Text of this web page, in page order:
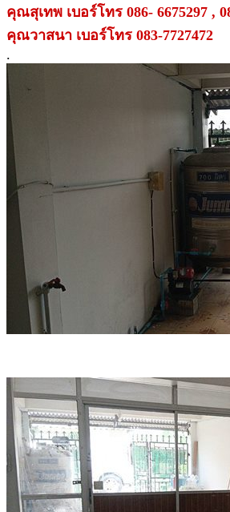
คุณสุเทพ เบอร์โทร 086- 6675297 ,
คุณวาสนา เบอร์โทร 083-7727472
.